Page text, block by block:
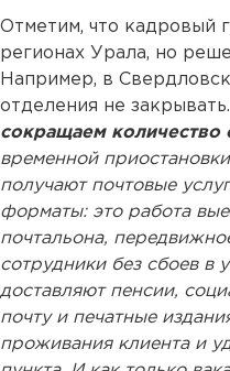
Отметим, что кадровый
регионах Урала, но
Например, в
отделения не закрывать.
сокращаем количество
временной
получают почтовые
форматы: это работа
почтальона,
сотрудники без сбоев в
доставляют пенсии,
почту и печатные
проживания клиента и